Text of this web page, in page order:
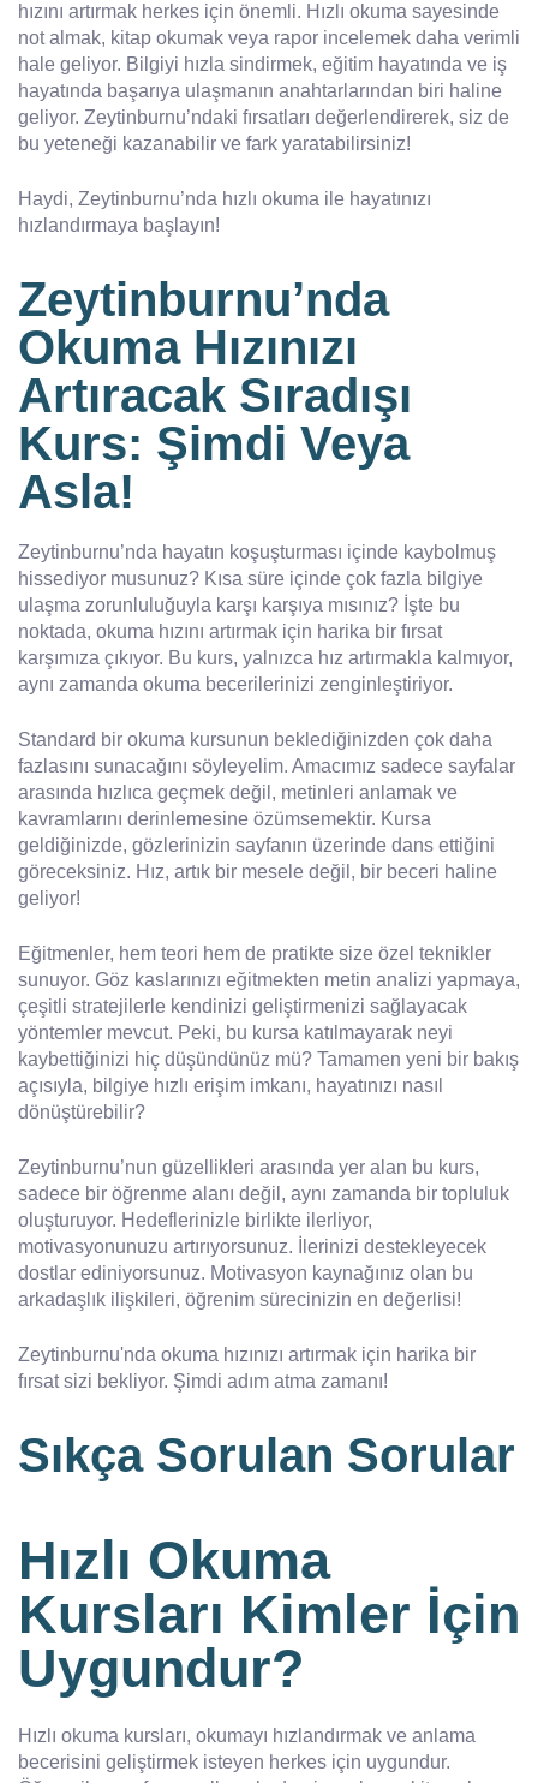
hızını artırmak herkes için önemli. Hızlı okuma sayesinde
not almak, kitap okumak veya rapor incelemek daha verimli
hale geliyor. Bilgiyi hızla sindirmek, eğitim hayatında ve iş
hayatında başarıya ulaşmanın anahtarlarından biri haline
geliyor. Zeytinburnu’ndaki fırsatları değerlendirerek, siz de
bu yeteneği kazanabilir ve fark yaratabilirsiniz!
Haydi, Zeytinburnu’nda hızlı okuma ile hayatınızı
hızlandırmaya başlayın!
Zeytinburnu’nda
Okuma Hızınızı
Artıracak Sıradışı
Kurs: Şimdi Veya
Asla!
Zeytinburnu’nda hayatın koşuşturması içinde kaybolmuş
hissediyor musunuz? Kısa süre içinde çok fazla bilgiye
ulaşma zorunluluğuyla karşı karşıya mısınız? İşte bu
noktada, okuma hızını artırmak için harika bir fırsat
karşımıza çıkıyor. Bu kurs, yalnızca hız artırmakla kalmıyor,
aynı zamanda okuma becerilerinizi zenginleştiriyor.
Standard bir okuma kursunun beklediğinizden çok daha
fazlasını sunacağını söyleyelim. Amacımız sadece sayfalar
arasında hızlıca geçmek değil, metinleri anlamak ve
kavramlarını derinlemesine özümsemektir. Kursa
geldiğinizde, gözlerinizin sayfanın üzerinde dans ettiğini
göreceksiniz. Hız, artık bir mesele değil, bir beceri haline
geliyor!
Eğitmenler, hem teori hem de pratikte size özel teknikler
sunuyor. Göz kaslarınızı eğitmekten metin analizi yapmaya,
çeşitli stratejilerle kendinizi geliştirmenizi sağlayacak
yöntemler mevcut. Peki, bu kursa katılmayarak neyi
kaybettiğinizi hiç düşündünüz mü? Tamamen yeni bir bakış
açısıyla, bilgiye hızlı erişim imkanı, hayatınızı nasıl
dönüştürebilir?
Zeytinburnu’nun güzellikleri arasında yer alan bu kurs,
sadece bir öğrenme alanı değil, aynı zamanda bir topluluk
oluşturuyor. Hedeflerinizle birlikte ilerliyor,
motivasyonunuzu artırıyorsunuz. İlerinizi destekleyecek
dostlar ediniyorsunuz. Motivasyon kaynağınız olan bu
arkadaşlık ilişkileri, öğrenim sürecinizin en değerlisi!
Zeytinburnu'nda okuma hızınızı artırmak için harika bir
fırsat sizi bekliyor. Şimdi adım atma zamanı!
Sıkça Sorulan Sorular
Hızlı Okuma
Kursları Kimler İçin
Uygundur?
Hızlı okuma kursları, okumayı hızlandırmak ve anlama
becerisini geliştirmek isteyen herkes için uygundur.